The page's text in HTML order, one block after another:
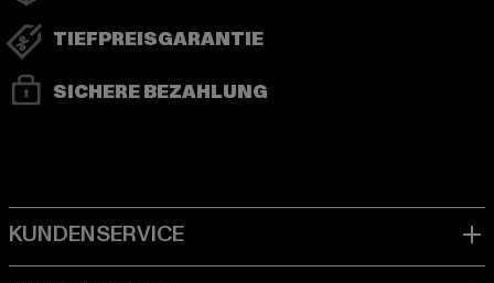
TIEFPREISGARANTIE
SICHERE BEZAHLUNG